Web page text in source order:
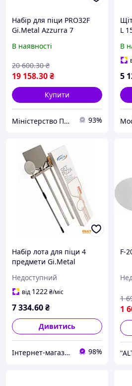
Набір для піци PRO32F
Gi.Metal Azzurra 7
В наявності
19 158.30₴
20 600.30 ₴
Купити
Міністерство Посуду 93%
L
В
5
Набір лота для піци 4
предмети Gi.Metal
Недоступний
від 1222₴/міс
7 334.60₴
Дивитись
Інтернет-магазин "Kaap" професійного посуду 98%
F-
1
1